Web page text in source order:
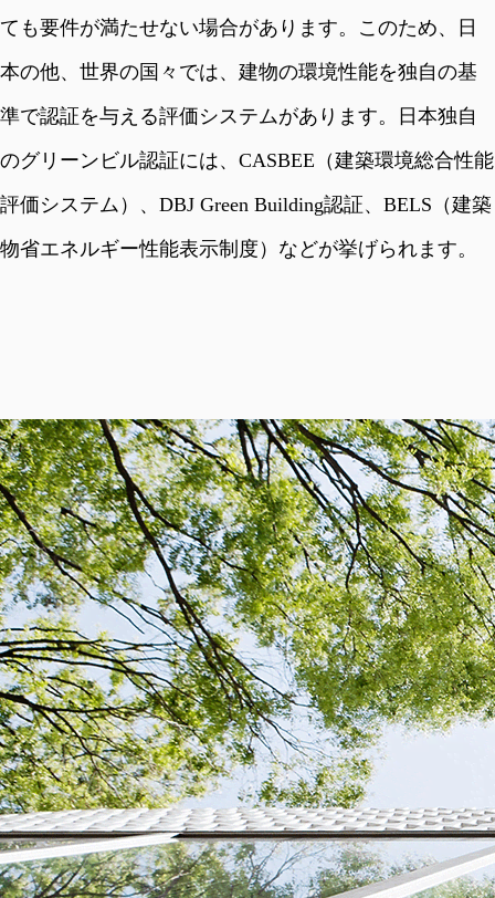
ても要件が満たせない場合があります。このため、日
本の他、世界の国々では、建物の環境性能を独自の基
準で認証を与える評価システムがあります。日本独自
のグリーンビル認証には、CASBEE（建築環境総合性能
評価システム）、DBJ Green Building認証、BELS（建築
物省エネルギー性能表示制度）などが挙げられます。